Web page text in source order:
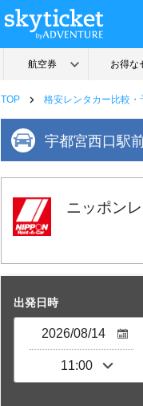
TOP 格安レンタカー比較・
宇都宮西口駅
ニッポン
出発日時